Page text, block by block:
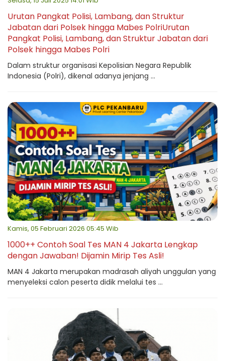
Urutan Pangkat Polisi, Lambang, dan Struktur
Jabatan dari Polsek hingga Mabes PolriUrutan
Pangkat Polisi, Lambang, dan Struktur Jabatan dari
Polsek hingga Mabes Polri
Dalam struktur organisasi Kepolisian Negara Republik
Indonesia (Polri), dikenal adanya jenjang ...
Kamis, 05 Februari 2026 05:45 Wib
1000++ Contoh Soal Tes MAN 4 Jakarta Lengkap
dengan Jawaban! Dijamin Mirip Tes Asli!
MAN 4 Jakarta merupakan madrasah aliyah unggulan yang
menyeleksi calon peserta didik melalui tes ...